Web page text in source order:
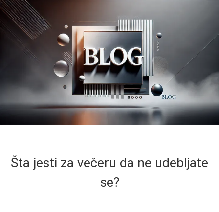
Šta jesti za večeru da ne udebljate
se?